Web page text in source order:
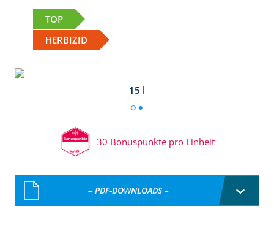
TOP
HERBIZID
15 l
30 Bonuspunkte pro Einheit
– PDF-DOWNLOADS –